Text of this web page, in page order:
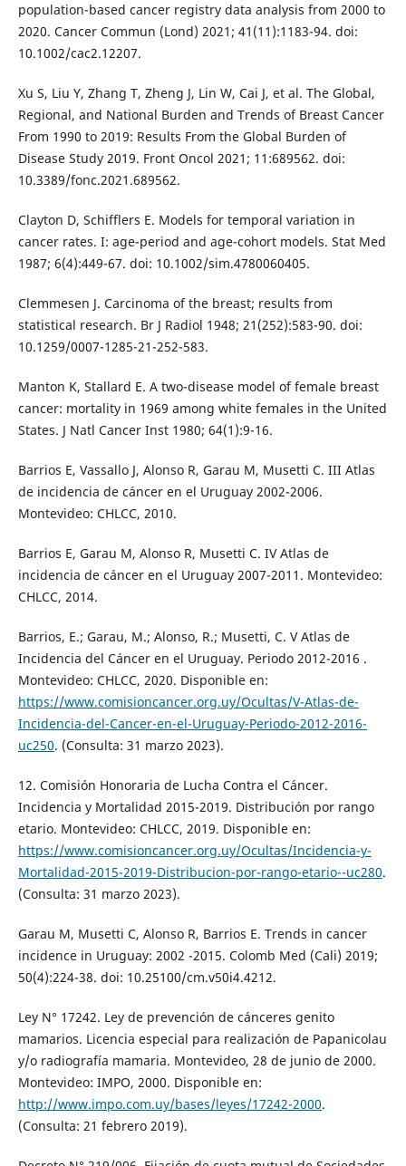
population-based cancer registry data analysis from 2000 to
2020. Cancer Commun (Lond) 2021; 41(11):1183-94. doi:
10.1002/cac2.12207.
Xu S, Liu Y, Zhang T, Zheng J, Lin W, Cai J, et al. The Global,
Regional, and National Burden and Trends of Breast Cancer
From 1990 to 2019: Results From the Global Burden of
Disease Study 2019. Front Oncol 2021; 11:689562. doi:
10.3389/fonc.2021.689562.
Clayton D, Schifflers E. Models for temporal variation in
cancer rates. I: age-period and age-cohort models. Stat Med
1987; 6(4):449-67. doi: 10.1002/sim.4780060405.
Clemmesen J. Carcinoma of the breast; results from
statistical research. Br J Radiol 1948; 21(252):583-90. doi:
10.1259/0007-1285-21-252-583.
Manton K, Stallard E. A two-disease model of female breast
cancer: mortality in 1969 among white females in the United
States. J Natl Cancer Inst 1980; 64(1):9-16.
Barrios E, Vassallo J, Alonso R, Garau M, Musetti C. III Atlas
de incidencia de cáncer en el Uruguay 2002-2006.
Montevideo: CHLCC, 2010.
Barrios E, Garau M, Alonso R, Musetti C. IV Atlas de
incidencia de cáncer en el Uruguay 2007-2011. Montevideo:
CHLCC, 2014.
Barrios, E.; Garau, M.; Alonso, R.; Musetti, C. V Atlas de
Incidencia del Cáncer en el Uruguay. Periodo 2012-2016 .
Montevideo: CHLCC, 2020. Disponible en:
https://www.comisioncancer.org.uy/Ocultas/V-Atlas-de-
Incidencia-del-Cancer-en-el-Uruguay-Periodo-2012-2016-
uc250. (Consulta: 31 marzo 2023).
12. Comisión Honoraria de Lucha Contra el Cáncer.
Incidencia y Mortalidad 2015-2019. Distribución por rango
etario. Montevideo: CHLCC, 2019. Disponible en:
https://www.comisioncancer.org.uy/Ocultas/Incidencia-y-
Mortalidad-2015-2019-Distribucion-por-rango-etario--uc280.
(Consulta: 31 marzo 2023).
Garau M, Musetti C, Alonso R, Barrios E. Trends in cancer
incidence in Uruguay: 2002 -2015. Colomb Med (Cali) 2019;
50(4):224-38. doi: 10.25100/cm.v50i4.4212.
Ley N° 17242. Ley de prevención de cánceres genito
mamarios. Licencia especial para realización de Papanicolau
y/o radiografía mamaria. Montevideo, 28 de junio de 2000.
Montevideo: IMPO, 2000. Disponible en:
http://www.impo.com.uy/bases/leyes/17242-2000.
(Consulta: 21 febrero 2019).